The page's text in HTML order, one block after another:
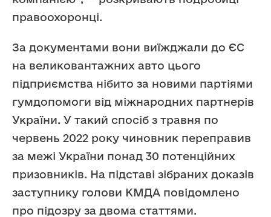
правоохоронці.
За документами вони виїжджали до ЄС
на великовантажних авто цього
підприємства нібито за новими партіями
гумдопомоги від міжнародних партнерів
України. У такий спосіб з травня по
червень 2022 року чиновник переправив
за межі України понад 30 потенційних
призовників. На підставі зібраних доказів
заступнику голови КМДА повідомлено
про підозру за двома статтями.